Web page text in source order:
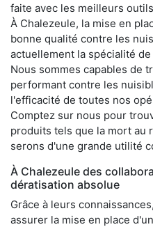
faite avec les meilleurs
À Chalezeule, la mise en
bonne qualité contre les
actuellement la spécialité
Nous sommes capables de
performant contre les
l'efficacité de toutes nos
Comptez sur nous pour
produits tels que la mort au
serons d'une grande utilité
À Chalezeule des
dératisation absolue
Grâce à leurs
assurer la mise en place